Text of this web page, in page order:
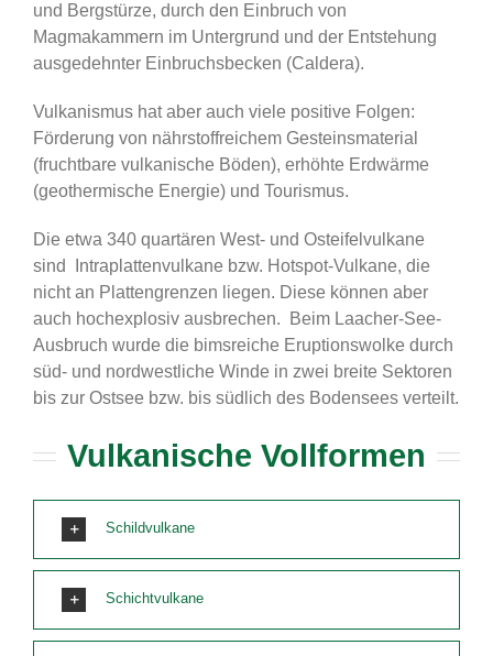
und Bergstürze, durch den Einbruch von
Magmakammern im Untergrund und der Entstehung
ausgedehnter Einbruchsbecken (Caldera).
Vulkanismus hat aber auch viele positive Folgen:
Förderung von nährstoffreichem Gesteinsmaterial
(fruchtbare vulkanische Böden), erhöhte Erdwärme
(geothermische Energie) und Tourismus.
Die etwa 340 quartären West- und Osteifelvulkane
sind Intraplattenvulkane bzw. Hotspot-Vulkane, die
nicht an Plattengrenzen liegen. Diese können aber
auch hochexplosiv ausbrechen. Beim Laacher-See-
Ausbruch wurde die bimsreiche Eruptionswolke durch
süd- und nordwestliche Winde in zwei breite Sektoren
bis zur Ostsee bzw. bis südlich des Bodensees verteilt.
Vulkanische Vollformen
Schildvulkane
Schichtvulkane